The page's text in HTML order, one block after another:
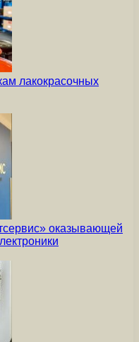
лакокрасочных
оказывающей